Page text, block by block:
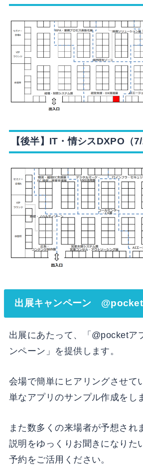
【後半】IT・情シスDXPO（7/
出展キャンペーン @pocket
出展にあたって、「@pocketア
ンペーン」を提供します。
会場で簡単にヒアリングさせて
単なアプリのサンプル作成をし
また数多くの来場者が予想され
説明をゆっくりお聞きになりた
予約をご活用ください。